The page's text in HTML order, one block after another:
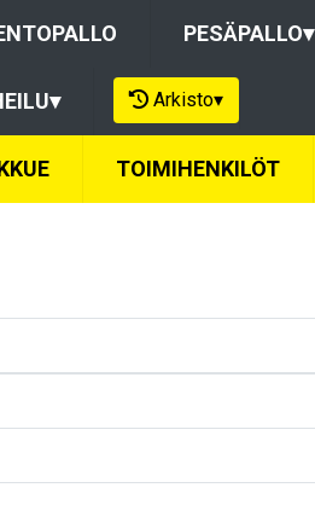
PESÄPALLO▾
▾ Arkisto▾
TOIMIHENKILÖT